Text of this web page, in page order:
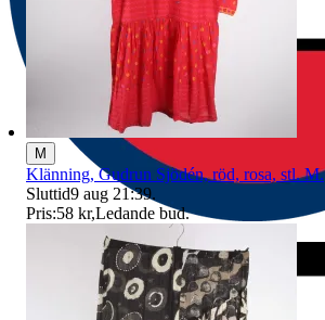
M
Klänning, Gudrun Sjödén, röd, rosa, stl. M.
Sluttid9 aug 21:39.
Pris:58 kr,Ledande bud.